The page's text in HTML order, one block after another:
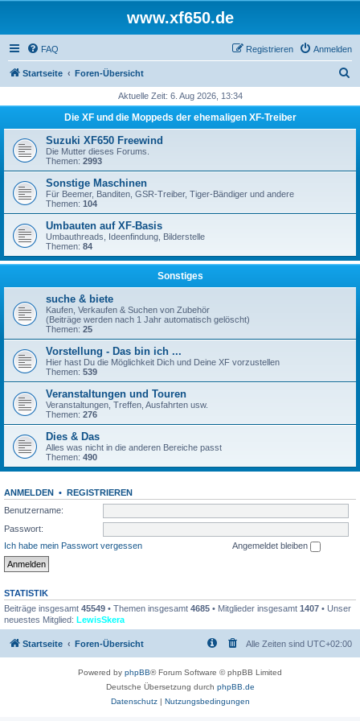
www.xf650.de
FAQ Anmelden
Registrieren
Startseite Foren-Übersicht
h
Aktuelle Zeit: 6. Aug 2026, 13:34
Die XF und die Moppeds der ehemaligen XF-Treiber
Suzuki XF650 Freewind
Die Mutter dieses Forums.
Themen: 2993
Sonstige Maschinen
Für Beemer, Banditen, GSR-Treiber, Tiger-Bändiger und andere
Themen: 104
Umbauten auf XF-Basis
Umbauthreads, Ideenfindung, Bilderstelle
Themen: 84
Sonstiges
suche & biete
Kaufen, Verkaufen & Suchen von Zubehör
(Beiträge werden nach 1 Jahr automatisch gelöscht)
Themen: 25
Vorstellung - Das bin ich ...
Hier hast Du die Möglichkeit Dich und Deine XF vorzustellen
Themen: 539
Veranstaltungen und Touren
Veranstaltungen, Treffen, Ausfahrten usw.
Themen: 276
Dies & Das
Alles was nicht in die anderen Bereiche passt
Themen: 490
ANMELDEN • REGISTRIEREN
Benutzername:
Passwort:
Ich habe mein Passwort vergessen
Angemeldet bleiben
STATISTIK
Beiträge insgesamt 45549 • Themen insgesamt 4685 • Mitglieder insgesamt 1407 • Unser
neuestes Mitglied: LewisSkera
Startseite Foren-Übersicht Alle Zeiten sind UTC+02:00
Powered by phpBB® Forum Software © phpBB Limited
Deutsche Übersetzung durch phpBB.de
Datenschutz| Nutzungsbedingungen